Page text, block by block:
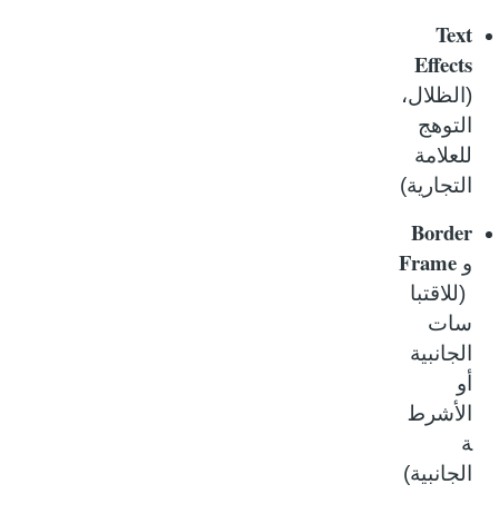
Text
Effects
(الظلال،
التوهج
للعلامة
التجارية)
Border
Frame
(للاقتبا
سات
الجانبية
الأشرط
الجانبية)